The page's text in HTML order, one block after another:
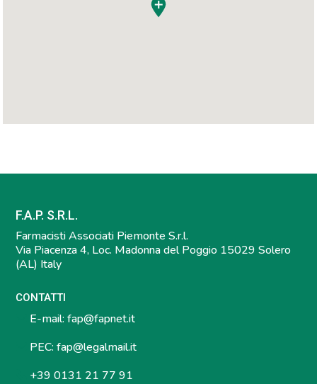
F.A.P. S.R.L.
Farmacisti Associati Piemonte S.r.l.
Via Piacenza 4, Loc. Madonna del Poggio 15029 Solero
(AL) Italy
CONTATTI
E-mail: fap@fapnet.it
PEC: fap@legalmail.it
+39 0131 21 77 91